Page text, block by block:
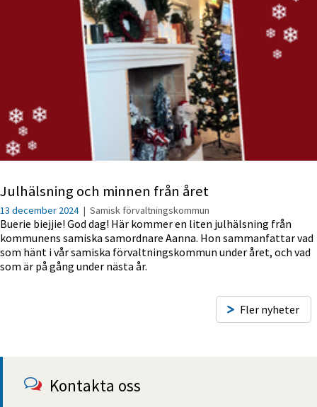
Julhälsning och minnen från året
13 december 2024 | Samisk förvaltningskommun
Buerie biejjie! God dag! Här kommer en liten julhälsning från
kommunens samiska samordnare Aanna. Hon sammanfattar vad
som hänt i vår samiska förvaltningskommun under året, och vad
som är på gång under nästa år.
Fler nyheter
Kontakta oss